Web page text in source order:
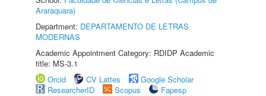
Araraquara)
Department: DEPARTAMENTO DE LETRAS
MODERNAS
Academic Appointment Category: RDIDP Academic
title: MS-3.1
Orcid
CV Lattes
Google Scholar
ResearcherID
Scopus
Fapesp